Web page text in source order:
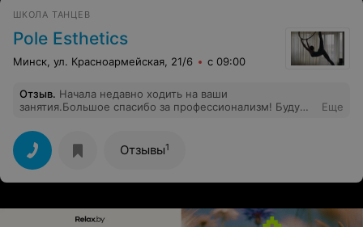
удалили из группы очень оперативно.
ШКОЛА ТАНЦЕВ
Pole Esthetics
Минск, ул. Красноармейская, 21/6 с 09:00
Отзыв. Начала недавно ходить на ваши
занятия.Большое спасибо за профессионализм! Буду
Еще
Отзывы1